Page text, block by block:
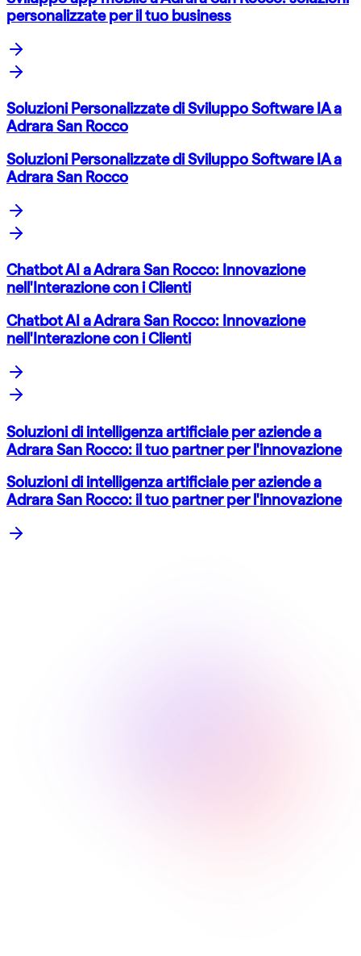
personalizzate per il tuo business
Soluzioni Personalizzate di Sviluppo Software IA a
Adrara San Rocco
Soluzioni Personalizzate di Sviluppo Software IA a
Adrara San Rocco
Chatbot AI a Adrara San Rocco: Innovazione
nell'Interazione con i Clienti
Chatbot AI a Adrara San Rocco: Innovazione
nell'Interazione con i Clienti
Soluzioni di intelligenza artificiale per aziende a
Adrara San Rocco: il tuo partner per l'innovazione
Soluzioni di intelligenza artificiale per aziende a
Adrara San Rocco: il tuo partner per l'innovazione